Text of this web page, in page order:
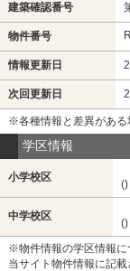
建築確認番号
物件番号
情報更新日
次回更新日
※各種情報と差異がある
学区情報
小学校区
()
中学校区
()
※物件情報の学区情報に
当サイト物件情報に記